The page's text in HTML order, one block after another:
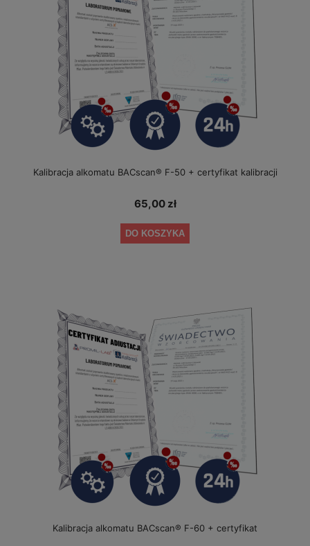
Kalibracja alkomatu BACscan® F-50 + certyfikat kalibracji
65,00 zł
DO KOSZYKA
Kalibracja alkomatu BACscan® F-60 + certyfikat